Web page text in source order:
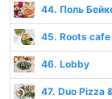
44. Поль
45. Roots cafe
46. Lobby
47. Duo Pizza